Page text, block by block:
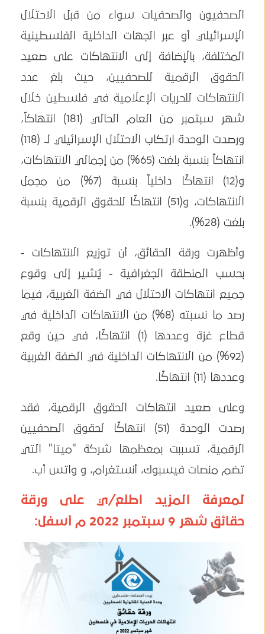
الصحفيون والصحفيات سواء من قبل الاحتلال
الإسرائيلي أو عبر الجهات الداخلية الفلسطينية
المختلفة، بالإضافة إلى الانتهاكات على صعيد
الحقوق الرقمية للصحفيين، حيث بلغ عدد
الانتهاكات للحريات الإعلامية في فلسطين خلال
شهر سبتمبر من العام الحالي (181) انتهاكاً،
ورصدت الوحدة ارتكاب الاحتلال الإسرائيلي لـ (118)
انتهاكاً بنسبة بلغت (65%) من إجمالي الانتهاكات،
و(12) انتهاكًا داخلياً بنسبة (7%) من مجمل
الانتهاكات، و(51) انتهاكًا للحقوق الرقمية بنسبة
بلغت (28%).
وأظهرت ورقة الحقائق، أن توزيع الانتهاكات -
بحسب المنطقة الجغرافية - يُشير إلى وقوع
جميع انتهاكات الاحتلال في الضفة الغربية، فيما
رصد ما نسبته (8%) من الانتهاكات الداخلية في
قطاع غزة وعددها (1) انتهاكًا، في حين وقع
(92%) من الانتهاكات الداخلية في الضفة الغربية
وعددها (11) انتهاكًا.
وعلى صعيد انتهاكات الحقوق الرقمية، فقد
رصدت الوحدة (51) انتهاكًا لحقوق الصحفيين
الرقمية، تسببت بمعظمها شركة "ميتا" التي
تضم منصات فيسبوك، أنستغرام، و واتس أب.
لمعرفة المزيد اطلع/ي على ورقة
حقائق شهر 9 سبتمبر 2022 م أسفل: